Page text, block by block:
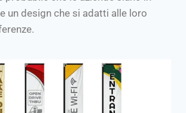
un design che si adatti alle loro